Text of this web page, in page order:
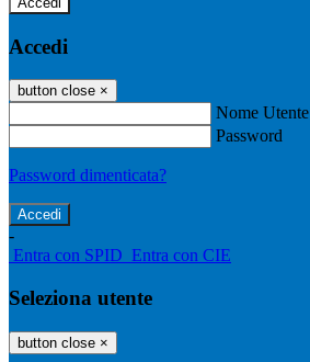
Accedi
button close ×
Nome Utente
Password
Password dimenticata?
-
Entra con SPID Entra con CIE
Seleziona utente
button close ×